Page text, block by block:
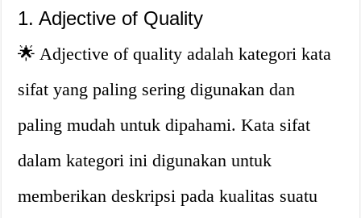
1. Adjective of Quality
🌟 Adjective of quality adalah kategori kata
sifat yang paling sering digunakan dan
paling mudah untuk dipahami. Kata sifat
dalam kategori ini digunakan untuk
memberikan deskripsi pada kualitas suatu